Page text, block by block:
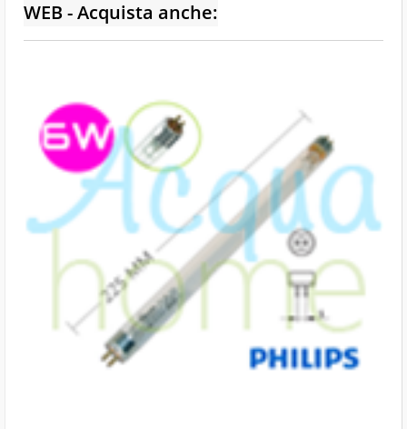
WEB - Acquista anche: